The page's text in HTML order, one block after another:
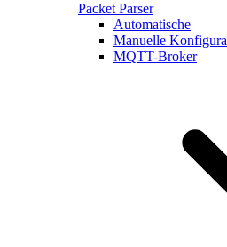
Packet Parser
Automatische
Manuelle
MQTT-Broker